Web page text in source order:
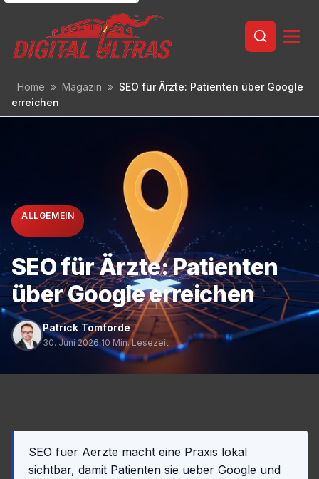
Inhalt
Home » Magazin » SEO für Ärzte: Patienten über Google
erreichen
ALLGEMEIN
SEO für Ärzte: Patienten
über Google erreichen
Patrick Tomforde
30. Juni 2026·10 Min. Lesezeit
SEO fuer Aerzte macht eine Praxis lokal
sichtbar, damit Patienten sie ueber Google und